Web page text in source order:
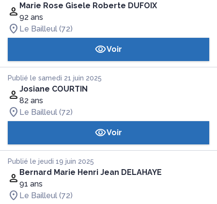
Marie Rose Gisele Roberte DUFOIX
92 ans
Le Bailleul (72)
Voir
Publié le samedi 21 juin 2025
Josiane COURTIN
82 ans
Le Bailleul (72)
Voir
Publié le jeudi 19 juin 2025
Bernard Marie Henri Jean DELAHAYE
91 ans
Le Bailleul (72)